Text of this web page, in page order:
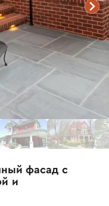
фасад с
и